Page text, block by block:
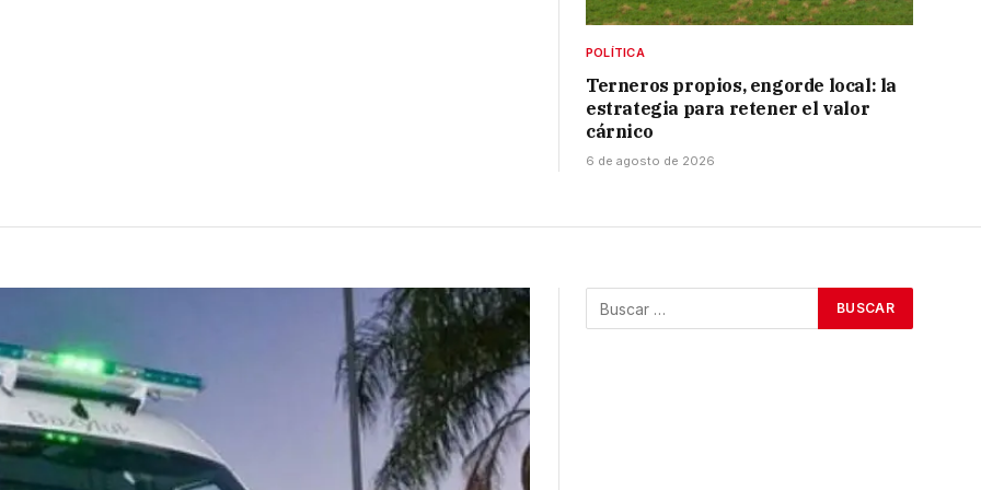
POLÍTICA
Terneros propios, engorde local: la
estrategia para retener el valor
cárnico
6 de agosto de 2026